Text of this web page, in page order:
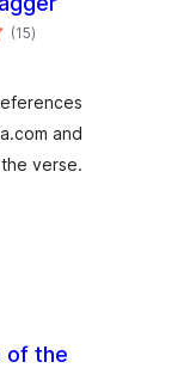
(15કુલ
રેટિંગ્સ
)
and
verse.
of the